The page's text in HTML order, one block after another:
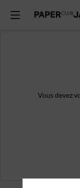
Vous devez